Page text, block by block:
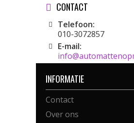
CONTACT
Telefoon:
010-3072857
E-mail:
INFORMATIE
Contact
Over ons